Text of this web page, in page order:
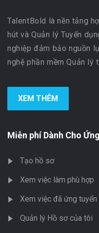
TalentBold là nền tảng
hút và Quản lý Tuyển
nghiệp đảm bảo nguồn
nghệ phần mềm Quản lý
XEM THÊM
Miễn phí Dành Cho
Tạo hồ sơ
Xem việc làm phù hợp
Xem việc đã ứng tuyển
Quản lý Hồ sơ của tôi